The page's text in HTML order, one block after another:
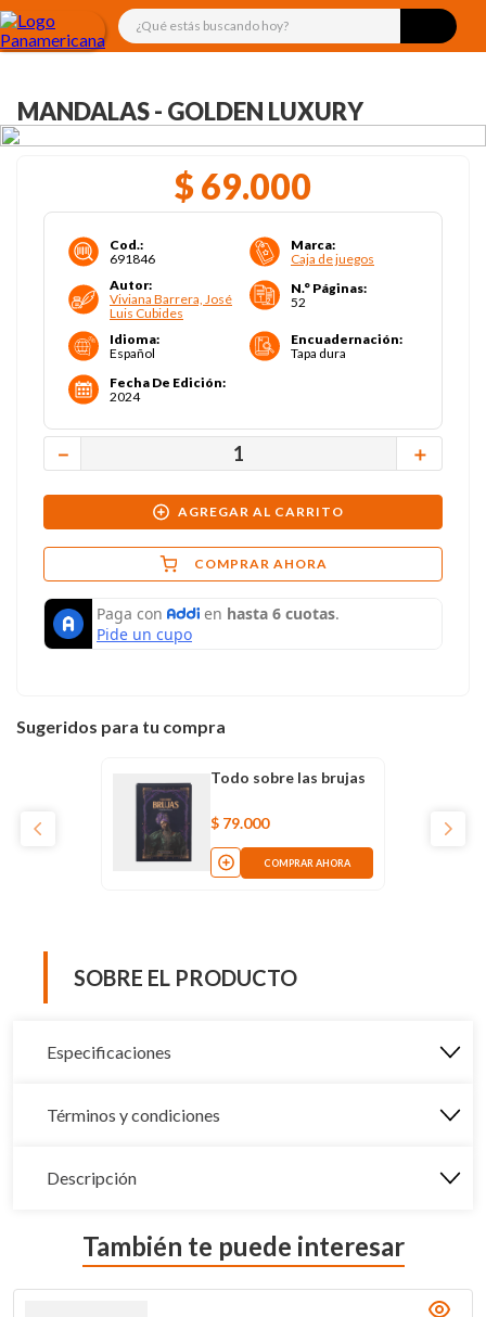
¿Qué estás buscando hoy?
MANDALAS - GOLDEN LUXURY
$ 69.000
Cod.:
691846
Marca:
Caja de juegos
Autor:
Viviana Barrera, José
Luis Cubides
N.° Páginas:
52
Idioma:
Español
Encuadernación:
Tapa dura
Fecha De Edición:
2024
＋
－
AGREGAR AL CARRITO
COMPRAR AHORA
Sugeridos para tu compra
Todo sobre las brujas
$ 79.000
COMPRAR AHORA
SOBRE EL PRODUCTO
Especificaciones
Términos y condiciones
Descripción
También te puede interesar